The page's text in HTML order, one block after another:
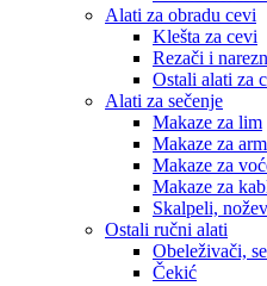
Alati za obradu cevi
Klešta za cevi
Rezači i
Ostali alati za
Alati za sečenje
Makaze za lim
Makaze za
Makaze za
Makaze za
Skalpeli,
Ostali ručni alati
Obeleživači,
Čekić